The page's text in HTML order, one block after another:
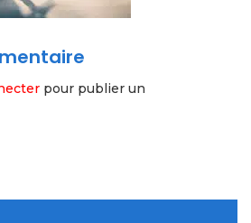
pour publier un